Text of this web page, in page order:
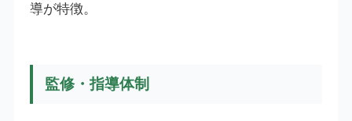
導が特徴。
監修・指導体制